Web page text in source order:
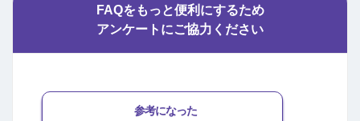
FAQをもっと便利にするため
アンケートにご協力ください
参考になった